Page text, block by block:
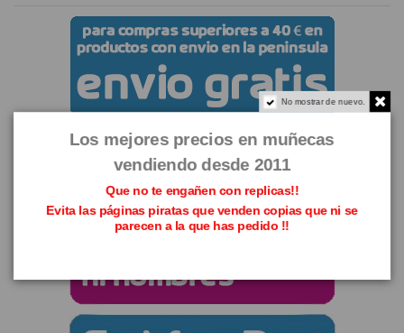
No mostrar de nuevo.
Los mejores precios en muñecas
vendiendo desde 2011
Que no te engañen con replicas!!
Evita las páginas piratas que venden copias que ni se
parecen a la que has pedido !!